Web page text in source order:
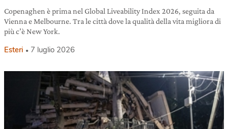
Copenaghen è prima nel Global Liveability Index 2026, seguita da
Vienna e Melbourne. Tra le città dove la qualità della vita migliora di
più c’è New York.
Esteri 7 luglio 2026